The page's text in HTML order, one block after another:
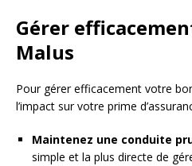
Gérer
Malus
Pour gérer efficacement votre
l’impact sur votre prime
Maintenez une conduite
simple et la plus directe de